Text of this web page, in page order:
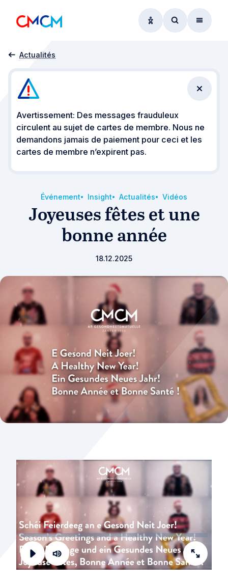
OptionsAccéder au
Menu
Accueil
Insights
Actualités
Joyeuses fêtes et une bonne année
Avertissement: Des messages frauduleux
circulent au sujet de cartes de membre. Nous ne
demandons jamais de paiement pour ceci et les
cartes de membre n’expirent pas.
Événement Insight Actualités Vidéos
Joyeuses fêtes et une
bonne année
18.12.2025
Play Mute
Loaded:
0.00%